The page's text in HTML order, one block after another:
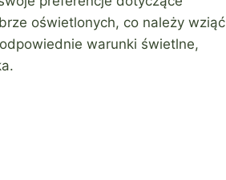
oświetlonych, co należy wziąć
warunki świetlne,